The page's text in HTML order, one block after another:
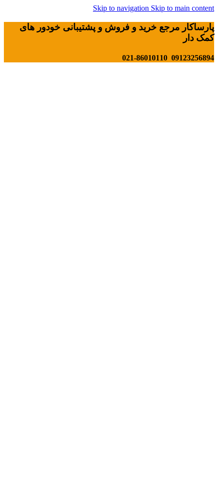
Skip to navigation Skip to main content
پارساکار مرجع خرید و فروش و پشتیبانی خودور های
کمک دار
09123256894 021-86010110